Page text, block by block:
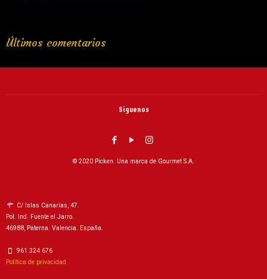
Últimos comentarios
Siguenos
© 2020 Picken. Una marca de Gourmet S.A.
C/ Islas Canarias, 47.
Pol. Ind. Fuente el Jarro.
46988, Paterna. Valencia. España.
961 324 676
Política de privacidad